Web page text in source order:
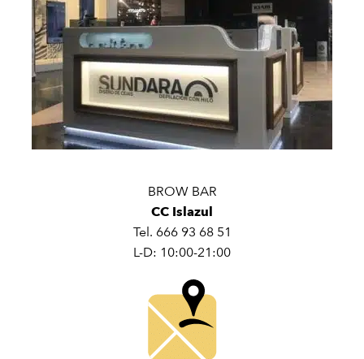
BROW BAR
CC Islazul
Tel. 666 93 68 51
L-D: 10:00-21:00